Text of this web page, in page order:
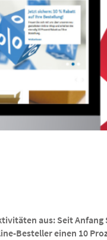
aus: Seit
Besteller einen 10